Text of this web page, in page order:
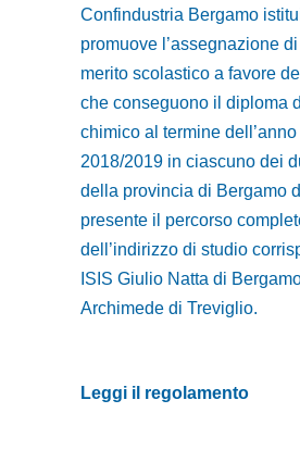
Confindustria Bergamo
promuove l’assegnazione di
merito scolastico a favore
che conseguono il diploma
chimico al termine
2018/2019 in ciascuno dei
della provincia di Bergamo
presente il percorso
dell’indirizzo di studio
ISIS Giulio Natta di
Archimede di Treviglio.
Leggi il regolamento